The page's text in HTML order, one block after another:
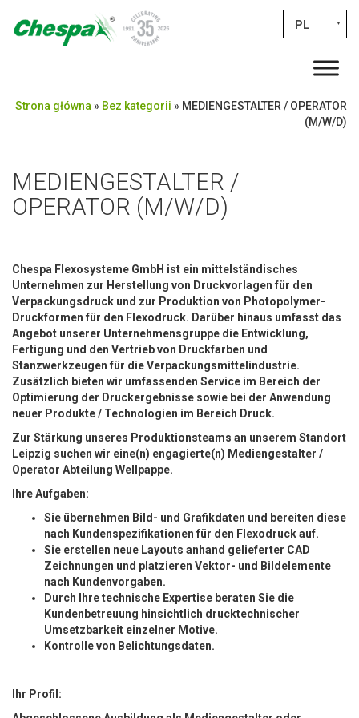
PL ▼
Strona główna » Bez kategorii » MEDIENGESTALTER / OPERATOR
(M/W/D)
MEDIENGESTALTER /
OPERATOR (M/W/D)
Chespa Flexosysteme GmbH ist ein mittelständisches
Unternehmen zur Herstellung von Druckvorlagen für den
Verpackungsdruck und zur Produktion von Photopolymer-
Druckformen für den Flexodruck. Darüber hinaus umfasst das
Angebot unserer Unternehmensgruppe die Entwicklung,
Fertigung und den Vertrieb von Druckfarben und
Stanzwerkzeugen für die Verpackungsmittelindustrie.
Zusätzlich bieten wir umfassenden Service im Bereich der
Optimierung der Druckergebnisse sowie bei der Anwendung
neuer Produkte / Technologien im Bereich Druck.
Zur Stärkung unseres Produktionsteams an unserem Standort
Leipzig suchen wir eine(n) engagierte(n) Mediengestalter /
Operator Abteilung Wellpappe.
Ihre Aufgaben:
Sie übernehmen Bild- und Grafikdaten und bereiten diese
nach Kundenspezifikationen für den Flexodruck auf.
Sie erstellen neue Layouts anhand gelieferter CAD
Zeichnungen und platzieren Vektor- und Bildelemente
nach Kundenvorgaben.
Durch Ihre technische Expertise beraten Sie die
Kundenbetreuung hinsichtlich drucktechnischer
Umsetzbarkeit einzelner Motive.
Kontrolle von Belichtungsdaten.
Ihr Profil: